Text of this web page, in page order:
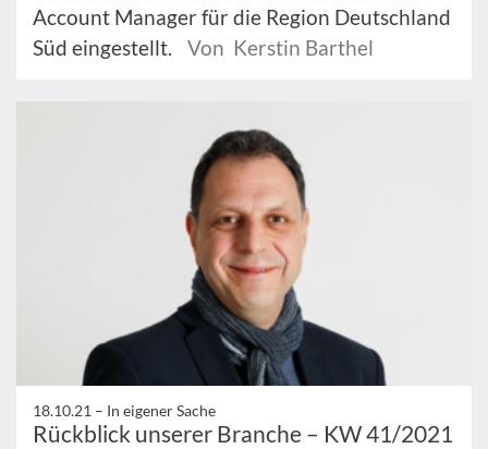
Account Manager für die Region Deutschland
Süd eingestellt.
Von Kerstin Barthel
18.10.21 – In eigener Sache
Rückblick unserer Branche – KW 41/2021